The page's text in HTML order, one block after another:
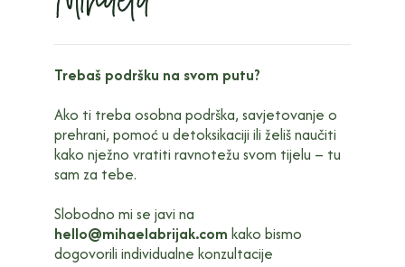
Trebaš podršku na svom putu?
Ako ti treba osobna podrška, savjetovanje o
prehrani, pomoć u detoksikaciji ili želiš naučiti
kako nježno vratiti ravnotežu svom tijelu – tu
sam za tebe.
Slobodno mi se javi na
hello@mihaelabrijak.com kako bismo
dogovorili individualne konzultacije